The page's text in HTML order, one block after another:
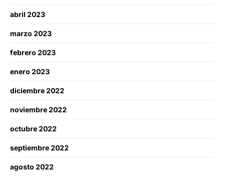
abril 2023
marzo 2023
febrero 2023
enero 2023
diciembre 2022
noviembre 2022
octubre 2022
septiembre 2022
agosto 2022